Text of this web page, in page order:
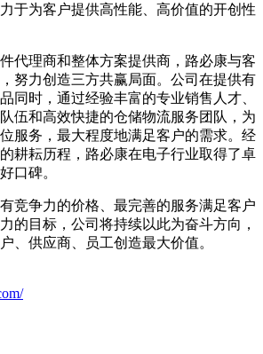
于为客户提供高性能、高价值的开创性
代理商和整体方案提供商，路必康与客
努力创造三方共赢局面。公司在提供有
同时，通过经验丰富的专业销售人才、
伍和高效快捷的仓储物流服务团队，为
服务，最大程度地满足客户的需求。经
耕耘历程，路必康在电子行业取得了卓
口碑。
竞争力的价格、最完善的服务满足客户
的目标，公司将持续以此为奋斗方向，
、供应商、员工创造最大价值。